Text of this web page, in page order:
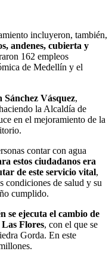
incluyeron, también,
andenes, cubierta y
162 empleos
de Medellín y el
Vásquez,
la Alcaldía de
en el mejoramiento de la
contar con agua
estos ciudadanos era
de este servicio vital,
condiciones de salud y su
cumplido.
se ejecuta el cambio de
Flores, con el que se
Gorda. En este